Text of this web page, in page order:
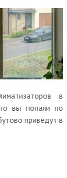
в
вы попали по
приведут в